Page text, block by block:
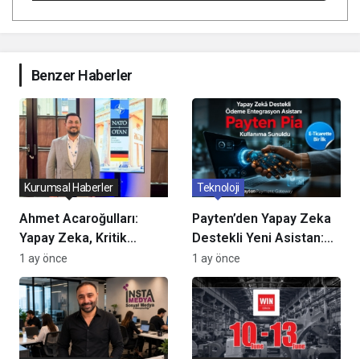
Benzer Haberler
Ahmet Acaroğulları:
Yapay Zeka, Kritik
Altyapılarda Karar Alma
Süreçlerini
Dönüştürüyor
Kurumsal Haberler
1 ay önce
Payten’den Yapay Zeka
Destekli Yeni Asistan:
Pia, Ödeme
Entegrasyonlarını Ne
Kadar Hızlandıracak?
Teknoloji
1 ay önce